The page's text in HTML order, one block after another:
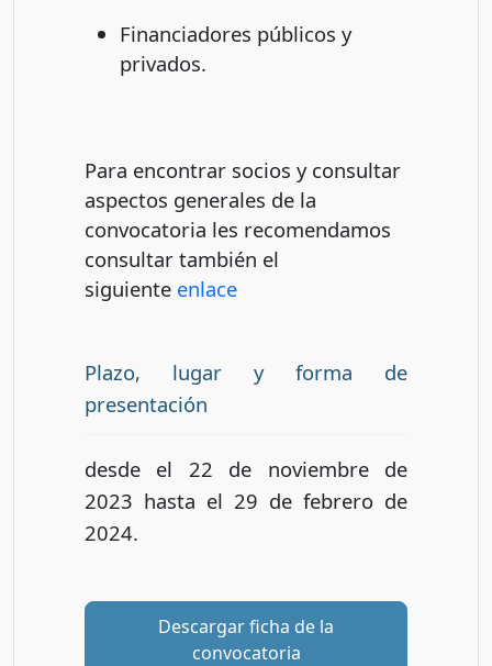
Financiadores públicos y
privados.
Para encontrar socios y consultar
aspectos generales de la
convocatoria les recomendamos
consultar también el
siguiente enlace
Plazo, lugar y forma de
presentación
desde el 22 de noviembre de
2023 hasta el 29 de febrero de
2024.
Descargar ficha de la
convocatoria